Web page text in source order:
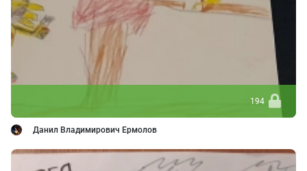
194
Данил Владимирович Ермолов